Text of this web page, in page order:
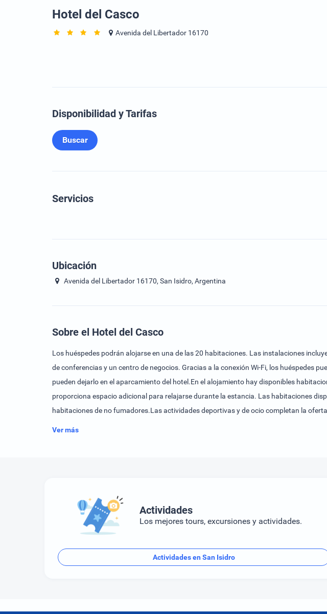
Hotel del Casco
Avenida del Libertador 16170
Disponibilidad y Tarifas
Buscar
Servicios
Ubicación
Avenida del Libertador 16170, San Isidro, Argentina
Sobre el Hotel del Casco
Los huéspedes podrán alojarse en una de las 20 habitaciones. Las instalaciones
de conferencias y un centro de negocios. Gracias a la conexión Wi-Fi, los huéspedes
pueden dejarlo en el aparcamiento del hotel.En el alojamiento hay disponibles
proporciona espacio adicional para relajarse durante la estancia. Las habitaciones
habitaciones de no fumadores.Las actividades deportivas y de ocio completan la
Ver más
Actividades
Los mejores tours, excursiones y actividades.
Actividades en San Isidro